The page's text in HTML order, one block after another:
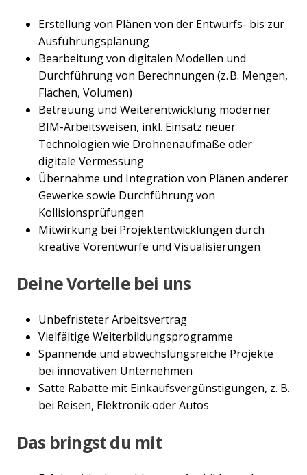
Erstellung von Plänen von der Entwurfs- bis zur
Ausführungsplanung
Bearbeitung von digitalen Modellen und
Durchführung von Berechnungen (z. B. Mengen,
Flächen, Volumen)
Betreuung und Weiterentwicklung moderner
BIM-Arbeitsweisen, inkl. Einsatz neuer
Technologien wie Drohnenaufmaße oder
digitale Vermessung
Übernahme und Integration von Plänen anderer
Gewerke sowie Durchführung von
Kollisionsprüfungen
Mitwirkung bei Projektentwicklungen durch
kreative Vorentwürfe und Visualisierungen
Deine Vorteile bei uns
Unbefristeter Arbeitsvertrag
Vielfältige Weiterbildungsprogramme
Spannende und abwechslungsreiche Projekte
bei innovativen Unternehmen
Satte Rabatte mit Einkaufsvergünstigungen, z. B.
bei Reisen, Elektronik oder Autos
Das bringst du mit